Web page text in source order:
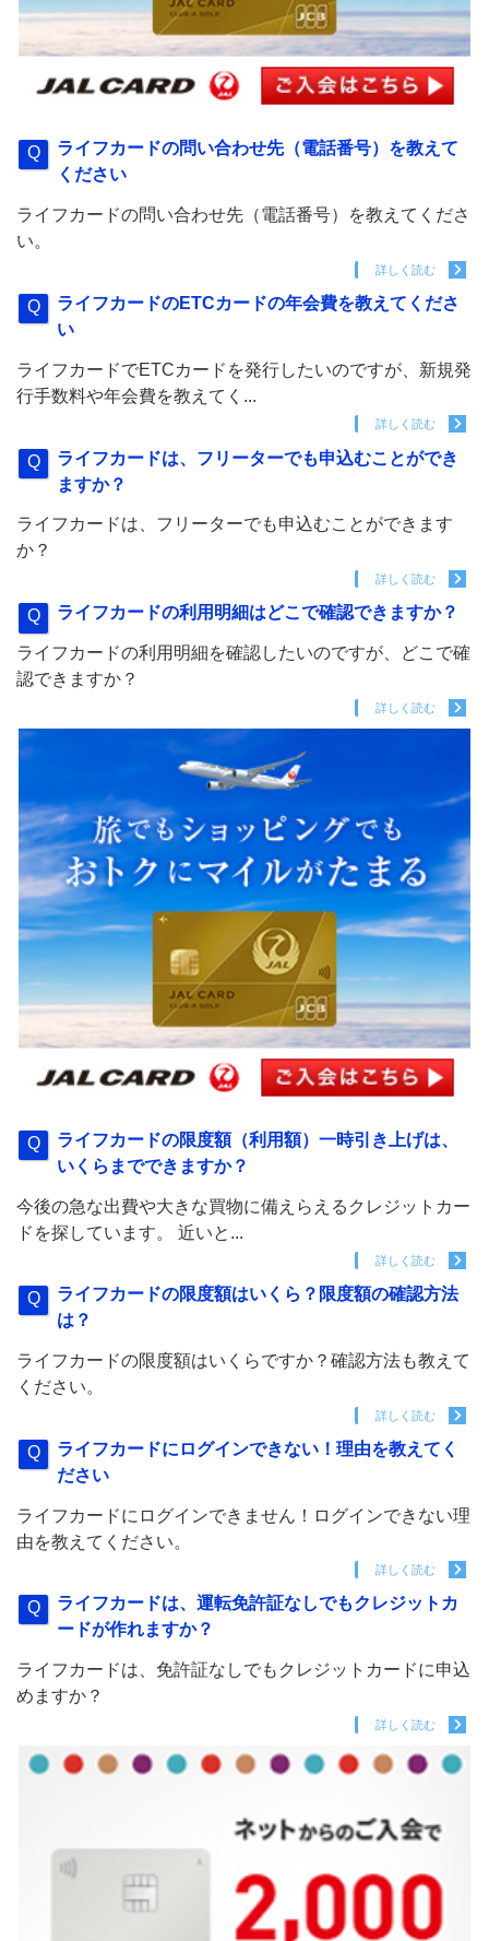
ライフカードの問い合わせ先（電話番号）を教えて
ください
ライフカードの問い合わせ先（電話番号）を教えてくださ
い。
詳しく読む
ライフカードのETCカードの年会費を教えてくださ
い
ライフカードでETCカードを発行したいのですが、新規発
行手数料や年会費を教えてく...
詳しく読む
ライフカードは、フリーターでも申込むことができ
ますか？
ライフカードは、フリーターでも申込むことができます
か？
詳しく読む
ライフカードの利用明細はどこで確認できますか？
ライフカードの利用明細を確認したいのですが、どこで確
認できますか？
詳しく読む
ライフカードの限度額（利用額）一時引き上げは、
いくらまでできますか？
今後の急な出費や大きな買物に備えらえるクレジットカー
ドを探しています。 近いと...
詳しく読む
ライフカードの限度額はいくら？限度額の確認方法
は？
ライフカードの限度額はいくらですか？確認方法も教えて
ください。
詳しく読む
ライフカードにログインできない！理由を教えてく
ださい
ライフカードにログインできません！ログインできない理
由を教えてください。
詳しく読む
ライフカードは、運転免許証なしでもクレジットカ
ードが作れますか？
ライフカードは、免許証なしでもクレジットカードに申込
めますか？
詳しく読む